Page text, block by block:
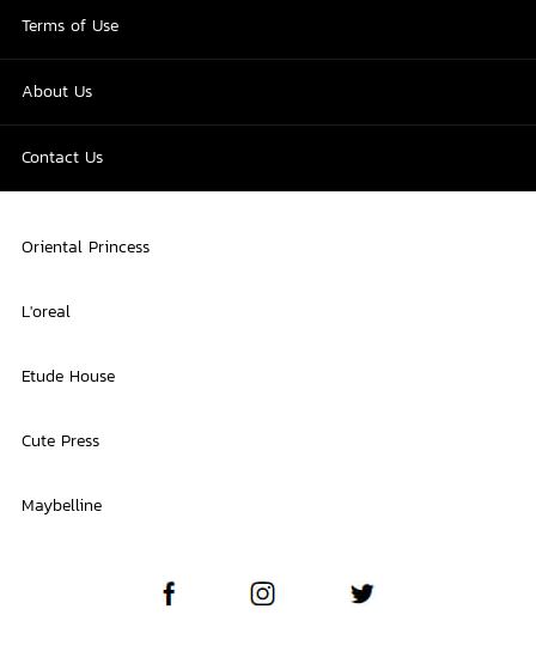
Terms of Use
About Us
Contact Us
Oriental Princess
L'oreal
Etude House
Cute Press
Maybelline